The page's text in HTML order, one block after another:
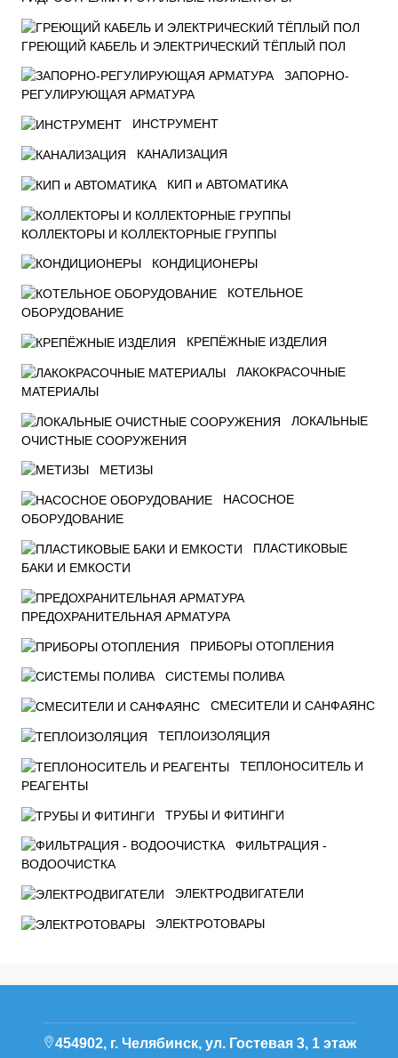
ГРЕЮЩИЙ КАБЕЛЬ И ЭЛЕКТРИЧЕСКИЙ ТЁПЛЫЙ ПОЛ
ЗАПОРНО-
РЕГУЛИРУЮЩАЯ АРМАТУРА
ИНСТРУМЕНТ
КАНАЛИЗАЦИЯ
КИП и АВТОМАТИКА
КОЛЛЕКТОРЫ И КОЛЛЕКТОРНЫЕ ГРУППЫ
КОНДИЦИОНЕРЫ
КОТЕЛЬНОЕ
ОБОРУДОВАНИЕ
КРЕПЁЖНЫЕ ИЗДЕЛИЯ
ЛАКОКРАСОЧНЫЕ
МАТЕРИАЛЫ
ЛОКАЛЬНЫЕ
ОЧИСТНЫЕ СООРУЖЕНИЯ
МЕТИЗЫ
НАСОСНОЕ
ОБОРУДОВАНИЕ
ПЛАСТИКОВЫЕ
БАКИ И ЕМКОСТИ
ПРЕДОХРАНИТЕЛЬНАЯ АРМАТУРА
ПРИБОРЫ ОТОПЛЕНИЯ
СИСТЕМЫ ПОЛИВА
СМЕСИТЕЛИ И САНФАЯНС
ТЕПЛОИЗОЛЯЦИЯ
ТЕПЛОНОСИТЕЛЬ И
РЕАГЕНТЫ
ТРУБЫ И ФИТИНГИ
ФИЛЬТРАЦИЯ -
ВОДООЧИСТКА
ЭЛЕКТРОДВИГАТЕЛИ
ЭЛЕКТРОТОВАРЫ
454902, г. Челябинск, ул. Гостевая 3, 1 этаж